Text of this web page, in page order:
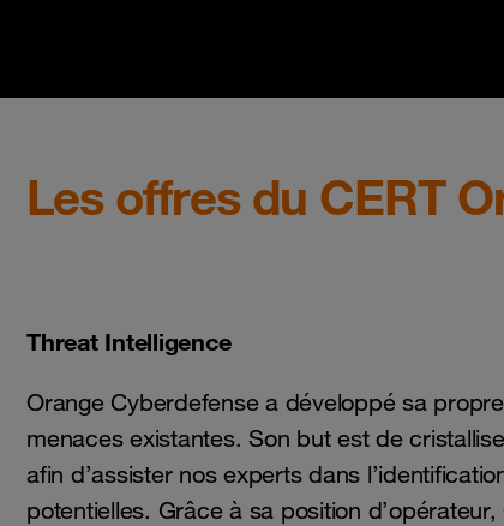
Les offres du CERT
Threat Intelligence
Orange Cyberdefense a développé sa
menaces existantes. Son but est de
afin d’assister nos experts dans
potentielles. Grâce à sa position